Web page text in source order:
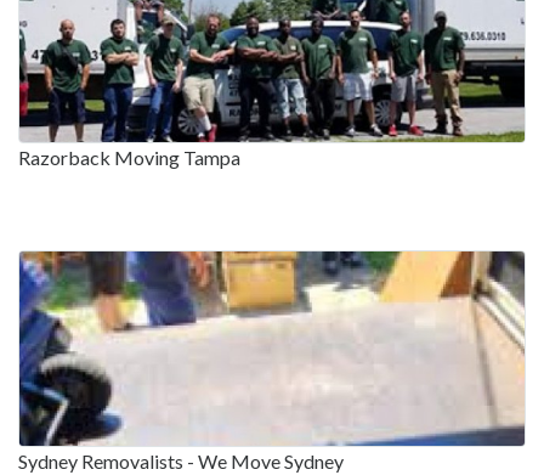
Razorback Moving Tampa
Sydney Removalists - We Move Sydney